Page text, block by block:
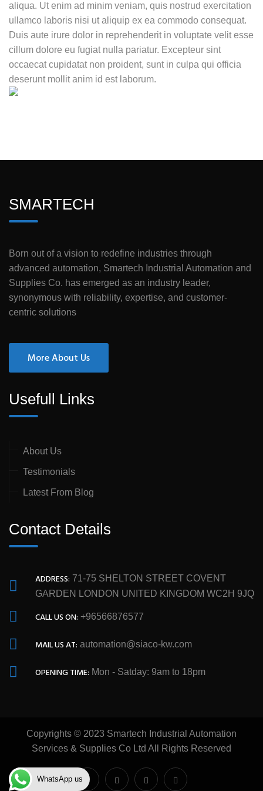
aliqua. Ut enim ad minim veniam, quis nostrud exercitation
ullamco laboris nisi ut aliquip ex ea commodo consequat.
Duis aute irure dolor in reprehenderit in voluptate velit esse
cillum dolore eu fugiat nulla pariatur. Excepteur sint
occaecat cupidatat non proident, sunt in culpa qui officia
deserunt mollit anim id est laborum.
SMARTECH
Born out of a vision to redefine industries through
advanced automation, Smartech Industrial Automation and
Supplies Co. has emerged as an industry leader,
synonymous with reliability, expertise, and customer-
centric solutions
More About Us
Usefull Links
About Us
Testimonials
Latest From Blog
Contact Details
ADDRESS: 71-75 SHELTON STREET COVENT
GARDEN LONDON UNITED KINGDOM WC2H 9JQ
CALL US ON: +96566876577
MAIL US AT: automation@siaco-kw.com
OPENING TIME: Mon - Satday: 9am to 18pm
Copyrights © 2023 Smartech Industrial Automation
Services & Supplies Co Ltd All Rights Reserved
WhatsApp us